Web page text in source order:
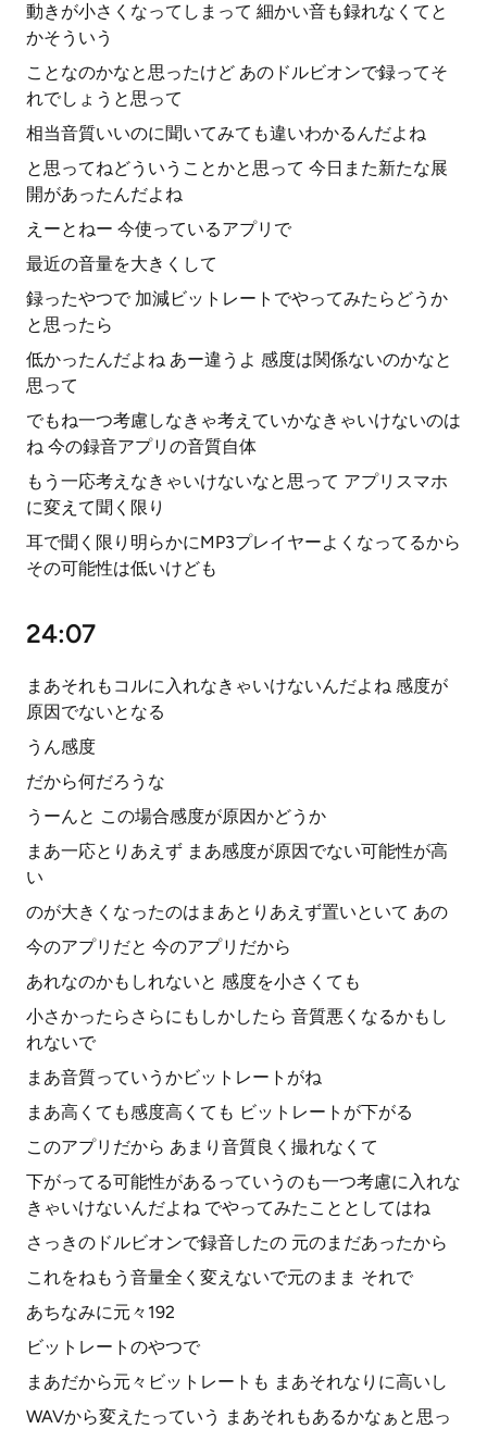
動きが小さくなってしまって 細かい音も録れなくてと
かそういう
ことなのかなと思ったけど あのドルビオンで録ってそ
れでしょうと思って
相当音質いいのに聞いてみても違いわかるんだよね
と思ってねどういうことかと思って 今日また新たな展
開があったんだよね
えーとねー 今使っているアプリで
最近の音量を大きくして
録ったやつで 加減ビットレートでやってみたらどうか
と思ったら
低かったんだよね あー違うよ 感度は関係ないのかなと
思って
でもね一つ考慮しなきゃ考えていかなきゃいけないのは
ね 今の録音アプリの音質自体
もう一応考えなきゃいけないなと思って アプリスマホ
に変えて聞く限り
耳で聞く限り明らかにMP3プレイヤーよくなってるから
その可能性は低いけども
24:07
まあそれもコルに入れなきゃいけないんだよね 感度が
原因でないとなる
うん感度
だから何だろうな
うーんと この場合感度が原因かどうか
まあ一応とりあえず まあ感度が原因でない可能性が高
い
のが大きくなったのはまあとりあえず置いといて あの
今のアプリだと 今のアプリだから
あれなのかもしれないと 感度を小さくても
小さかったらさらにもしかしたら 音質悪くなるかもし
れないで
まあ音質っていうかビットレートがね
まあ高くても感度高くても ビットレートが下がる
このアプリだから あまり音質良く撮れなくて
下がってる可能性があるっていうのも一つ考慮に入れな
きゃいけないんだよね でやってみたこととしてはね
さっきのドルビオンで録音したの 元のまだあったから
これをねもう音量全く変えないで元のまま それで
あちなみに元々192
ビットレートのやつで
まあだから元々ビットレートも まあそれなりに高いし
WAVから変えたっていう まあそれもあるかなぁと思っ